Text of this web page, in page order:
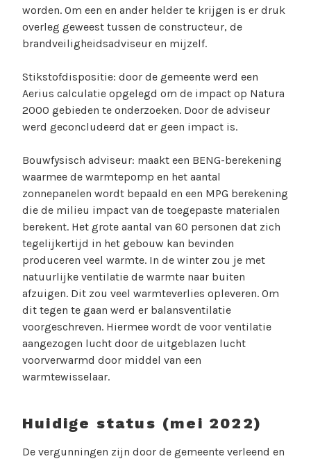
worden. Om een en ander helder te krijgen is er druk
overleg geweest tussen de constructeur, de
brandveiligheidsadviseur en mijzelf.
Stikstofdispositie: door de gemeente werd een
Aerius calculatie opgelegd om de impact op Natura
2000 gebieden te onderzoeken. Door de adviseur
werd geconcludeerd dat er geen impact is.
Bouwfysisch adviseur: maakt een BENG-berekening
waarmee de warmtepomp en het aantal
zonnepanelen wordt bepaald en een MPG berekening
die de milieu impact van de toegepaste materialen
berekent. Het grote aantal van 60 personen dat zich
tegelijkertijd in het gebouw kan bevinden
produceren veel warmte. In de winter zou je met
natuurlijke ventilatie de warmte naar buiten
afzuigen. Dit zou veel warmteverlies opleveren. Om
dit tegen te gaan werd er balansventilatie
voorgeschreven. Hiermee wordt de voor ventilatie
aangezogen lucht door de uitgeblazen lucht
voorverwarmd door middel van een
warmtewisselaar.
Huidige status (mei 2022)
De vergunningen zijn door de gemeente verleend en